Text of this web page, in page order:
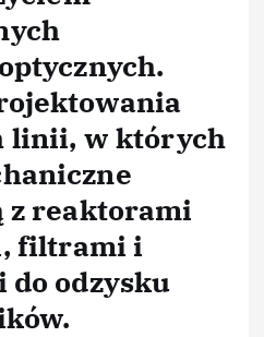
linii, w których
z reaktorami
filtrami i
odzysku